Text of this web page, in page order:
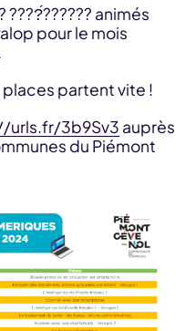
????́?????? animés
pour le mois
places partent vite !
urls.fr/3b9Sv3 auprès
du Piémont